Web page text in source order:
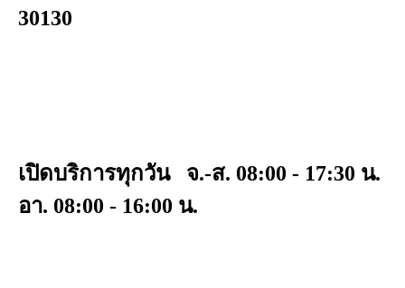
30130
เปิดบริการทุกวัน จ.-ส. 08:00 - 17:30 น.
อา. 08:00 - 16:00 น.